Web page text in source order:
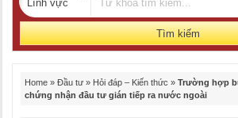
Tìm kiếm
Home » Đầu tư » Hỏi đáp – Kiến thức » Trường hợp
chứng nhận đầu tư gián tiếp ra nước ngoài